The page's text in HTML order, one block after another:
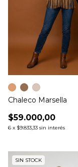
Chaleco Marsella
$59.000,00
6 x $9.833,33 sin interés
SIN STOCK